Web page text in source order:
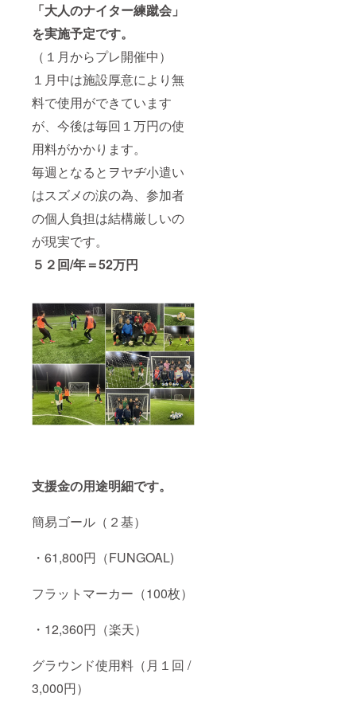
「大人のナイター練蹴会」
を実施予定です。
（１月からプレ開催中）
１月中は施設厚意により無
料で使用ができています
が、今後は毎回１万円の使
用料がかかります。
毎週となるとヲヤヂ小遣い
はスズメの涙の為、参加者
の個人負担は結構厳しいの
が現実です。
５２回/年＝52万円
支援金の用途明細です。
簡易ゴール（２基）
・61,800円（FUNGOAL)
フラットマーカー（100枚）
・12,360円（楽天）
グラウンド使用料（月１回 /
3,000円）